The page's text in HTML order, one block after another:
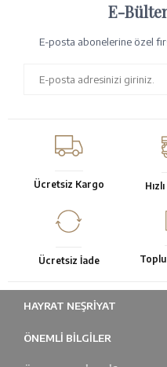
E-
E-posta abonelerine özel
Ücretsiz Kargo
Ücretsiz İade
HAYRAT NEŞRIYAT
ÖNEMLI BILGILER